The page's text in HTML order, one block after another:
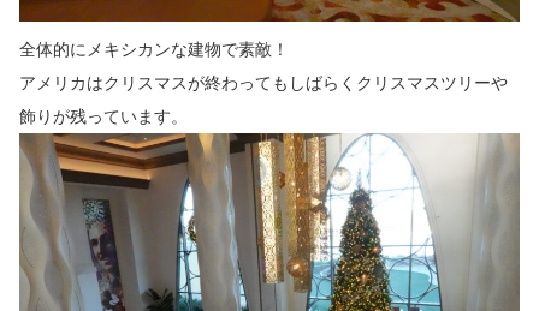
全体的にメキシカンな建物で素敵！
アメリカはクリスマスが終わってもしばらくクリスマスツリーや
飾りが残っています。